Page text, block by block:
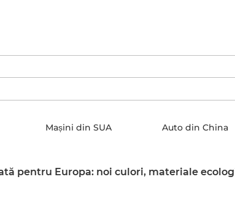
Mașini din SUA Auto din China
pentru Europa: noi culori, materiale